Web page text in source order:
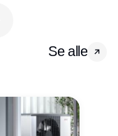
Se alle